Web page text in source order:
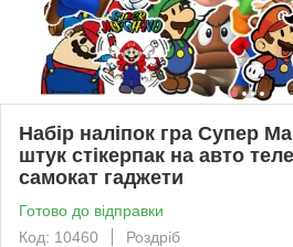
Набір наліпок гра Супер
штук стікерпак на авто
самокат гаджети
Готово до відправки
Код: 10460
Роздріб